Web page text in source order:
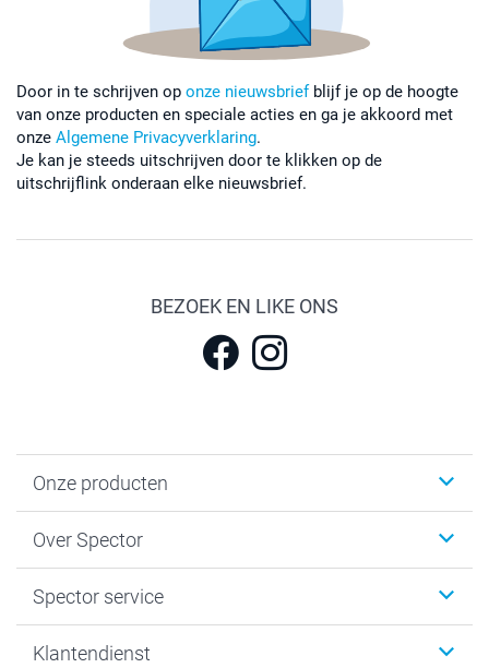
Door in te schrijven op onze nieuwsbriefblijf je op de hoogte
van onze producten en speciale acties en ga je akkoord met
onze Algemene Privacyverklaring.
Je kan je steeds uitschrijven door te klikken op de
uitschrijflink onderaan elke nieuwsbrief.
BEZOEK EN LIKE ONS
Onze producten
Kaartjes
Fotoboeken
Fotoprints, Fotoposter & Fotoalbum met fotoprints
Over Spector
Sitemap
Privacybeleid
Spector service
smartbonus
Klantendienst